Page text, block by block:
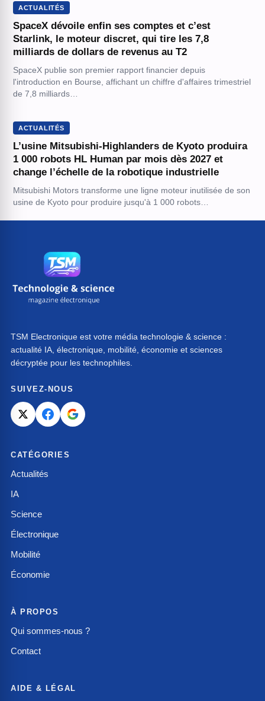
ACTUALITÉS
SpaceX dévoile enfin ses comptes et c’est
Starlink, le moteur discret, qui tire les 7,8
milliards de dollars de revenus au T2
SpaceX publie son premier rapport financier depuis
l'introduction en Bourse, affichant un chiffre d'affaires trimestriel
de 7,8 milliards…
ACTUALITÉS
L’usine Mitsubishi-Highlanders de Kyoto produira
1 000 robots HL Human par mois dès 2027 et
change l’échelle de la robotique industrielle
Mitsubishi Motors transforme une ligne moteur inutilisée de son
usine de Kyoto pour produire jusqu'à 1 000 robots…
TSM Electronique est votre média technologie & science :
actualité IA, électronique, mobilité, économie et sciences
décryptée pour les technophiles.
SUIVEZ-NOUS
CATÉGORIES
Actualités
IA
Science
Électronique
Mobilité
Économie
À PROPOS
Qui sommes-nous ?
Contact
AIDE & LÉGAL